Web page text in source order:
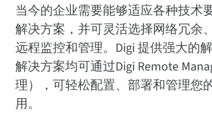
当今的企业需要能够适应各种技术
解决方案，并可灵活选择网络冗余
远程监控和管理。Digi 提供强大的
解决方案均可通过Digi Remote
理），可轻松配置、部署和管理您
用。